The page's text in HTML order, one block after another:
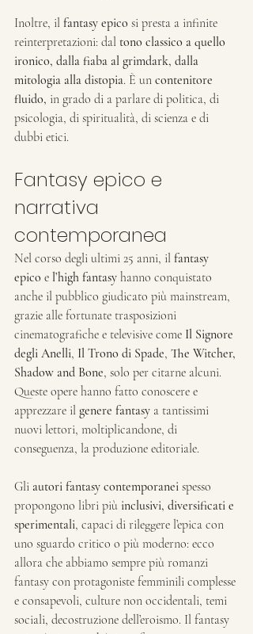
Inoltre, il fantasy epico si presta a infinite
reinterpretazioni: dal tono classico a quello
ironico, dalla fiaba al grimdark, dalla
mitologia alla distopia. È un contenitore
fluido, in grado di a parlare di politica, di
psicologia, di spiritualità, di scienza e di
dubbi etici.
Fantasy epico e
narrativa
contemporanea
Nel corso degli ultimi 25 anni, il fantasy
epico e l’high fantasy hanno conquistato
anche il pubblico giudicato più mainstream,
grazie alle fortunate trasposizioni
cinematografiche e televisive come Il Signore
degli Anelli, Il Trono di Spade, The Witcher,
Shadow and Bone, solo per citarne alcuni.
Queste opere hanno fatto conoscere e
apprezzare il genere fantasy a tantissimi
nuovi lettori, moltiplicandone, di
conseguenza, la produzione editoriale.
Gli autori fantasy contemporanei spesso
propongono libri più inclusivi, diversificati e
sperimentali, capaci di rileggere l’epica con
uno sguardo critico o più moderno: ecco
allora che abbiamo sempre più romanzi
fantasy con protagoniste femminili complesse
e consapevoli, culture non occidentali, temi
sociali, decostruzione dell’eroismo. Il fantasy